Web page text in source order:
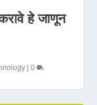
हे जाणून
|0